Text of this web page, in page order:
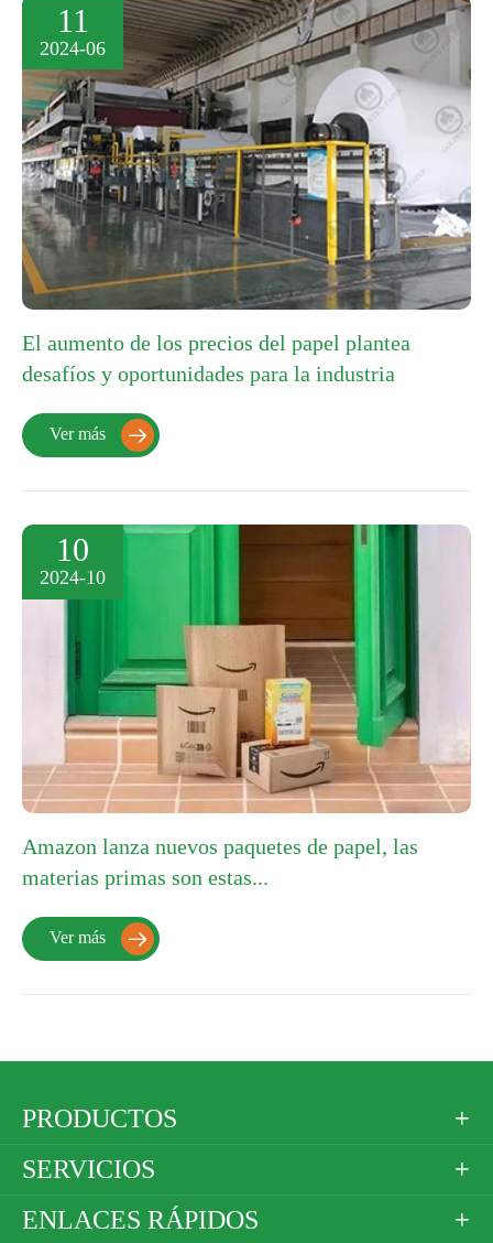
11
2024-06
El aumento de los precios del papel plantea
desafíos y oportunidades para la industria
Ver más 
10
2024-10
Amazon lanza nuevos paquetes de papel, las
materias primas son estas...
Ver más 
PRODUCTOS 
SERVICIOS 
ENLACES RÁPIDOS 